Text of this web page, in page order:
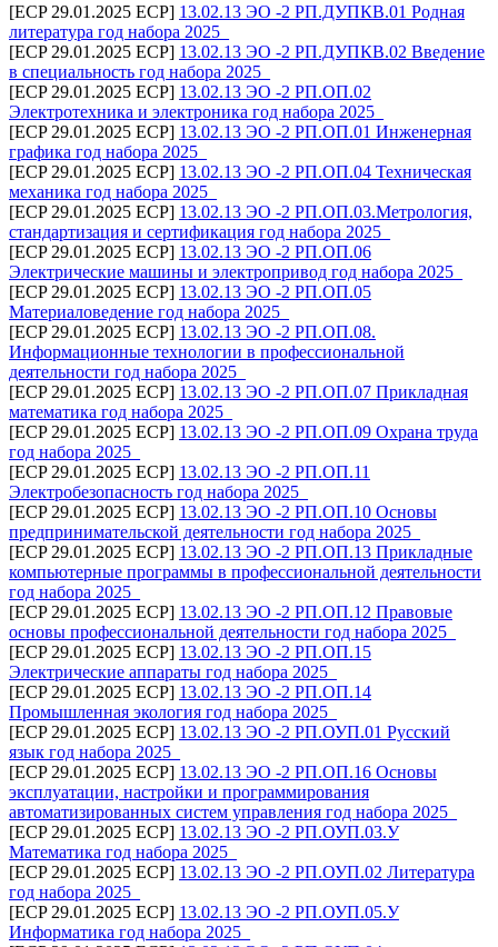
[ECP 29.01.2025 ECP] 13.02.13 ЭО -2 РП.ДУПКВ.01 Родная
литература год набора 2025_
[ECP 29.01.2025 ECP] 13.02.13 ЭО -2 РП.ДУПКВ.02 Введение
в специальность год набора 2025_
[ECP 29.01.2025 ECP] 13.02.13 ЭО -2 РП.ОП.02
Электротехника и электроника год набора 2025_
[ECP 29.01.2025 ECP] 13.02.13 ЭО -2 РП.ОП.01 Инженерная
графика год набора 2025_
[ECP 29.01.2025 ECP] 13.02.13 ЭО -2 РП.ОП.04 Техническая
механика год набора 2025_
[ECP 29.01.2025 ECP] 13.02.13 ЭО -2 РП.ОП.03.Метрология,
стандартизация и сертификация год набора 2025_
[ECP 29.01.2025 ECP] 13.02.13 ЭО -2 РП.ОП.06
Электрические машины и электропривод год набора 2025_
[ECP 29.01.2025 ECP] 13.02.13 ЭО -2 РП.ОП.05
Материаловедение год набора 2025_
[ECP 29.01.2025 ECP] 13.02.13 ЭО -2 РП.ОП.08.
Информационные технологии в профессиональной
деятельности год набора 2025_
[ECP 29.01.2025 ECP] 13.02.13 ЭО -2 РП.ОП.07 Прикладная
математика год набора 2025_
[ECP 29.01.2025 ECP] 13.02.13 ЭО -2 РП.ОП.09 Охрана труда
год набора 2025_
[ECP 29.01.2025 ECP] 13.02.13 ЭО -2 РП.ОП.11
Электробезопасность год набора 2025_
[ECP 29.01.2025 ECP] 13.02.13 ЭО -2 РП.ОП.10 Основы
предпринимательской деятельности год набора 2025_
[ECP 29.01.2025 ECP] 13.02.13 ЭО -2 РП.ОП.13 Прикладные
компьютерные программы в профессиональной деятельности
год набора 2025_
[ECP 29.01.2025 ECP] 13.02.13 ЭО -2 РП.ОП.12 Правовые
основы профессиональной деятельности год набора 2025_
[ECP 29.01.2025 ECP] 13.02.13 ЭО -2 РП.ОП.15
Электрические аппараты год набора 2025_
[ECP 29.01.2025 ECP] 13.02.13 ЭО -2 РП.ОП.14
Промышленная экология год набора 2025_
[ECP 29.01.2025 ECP] 13.02.13 ЭО -2 РП.ОУП.01 Русский
язык год набора 2025_
[ECP 29.01.2025 ECP] 13.02.13 ЭО -2 РП.ОП.16 Основы
эксплуатации, настройки и программирования
автоматизированных систем управления год набора 2025_
[ECP 29.01.2025 ECP] 13.02.13 ЭО -2 РП.ОУП.03.У
Математика год набора 2025_
[ECP 29.01.2025 ECP] 13.02.13 ЭО -2 РП.ОУП.02 Литература
год набора 2025_
[ECP 29.01.2025 ECP] 13.02.13 ЭО -2 РП.ОУП.05.У
Информатика год набора 2025_